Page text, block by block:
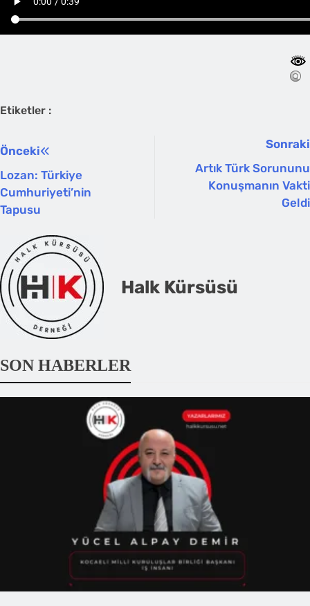
Etiketler :
Önceki
Lozan: Türkiye
Cumhuriyeti’nin
Tapusu
Sonraki
Artık Türk Sorununu
Konuşmanın Vakti
Geldi
Halk Kürsüsü
SON HABERLER